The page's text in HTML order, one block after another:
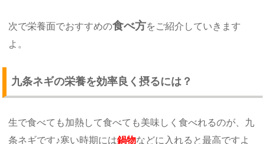
次で栄養面でおすすめの食べ方をご紹介していきます
よ。
九条ネギの栄養を効率良く摂るには？
生で食べても加熱して食べても美味しく食べれるのが、九
条ネギです♪寒い時期には鍋物などに入れると最高ですよ